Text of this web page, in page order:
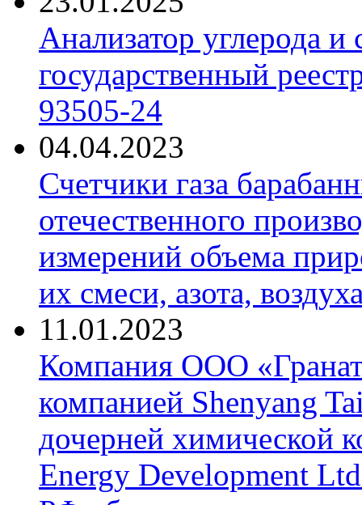
Анализатор углерода
государственный
93505-24
04.04.2023
Счетчики газа
отечественного
измерений объема
их смеси, азота,
11.01.2023
Компания ООО
компанией Shenyang
дочерней химической
Energy Development